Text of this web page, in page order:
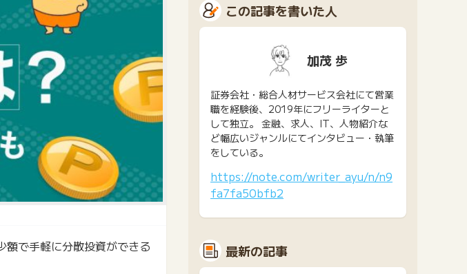
で手軽に分散投資ができる
この記事を書いた人
加茂 歩
証券会社・総合人材サービス会社にて営業
職を経験後、2019年にフリーライターと
して独立。 金融、求人、IT、人物紹介な
ど幅広いジャンルにてインタビュー・執筆
をしている。
https://note.com/writer_ayu/n/n9
fa7fa50bfb2
最新の記事